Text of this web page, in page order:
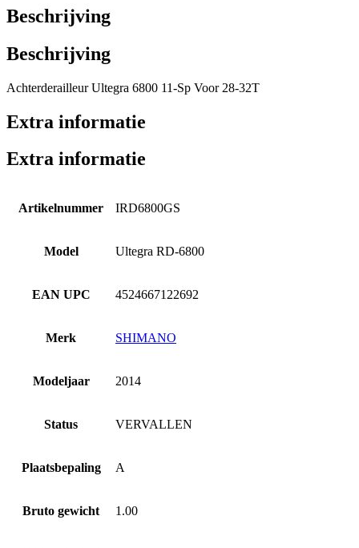
Beschrijving
Beschrijving
Achterderailleur Ultegra 6800 11-Sp Voor 28-32T
Extra informatie
Extra informatie
Artikelnummer IRD6800GS
Model Ultegra RD-6800
EAN UPC 4524667122692
Merk SHIMANO
Modeljaar 2014
Status VERVALLEN
Plaatsbepaling A
Bruto gewicht 1.00